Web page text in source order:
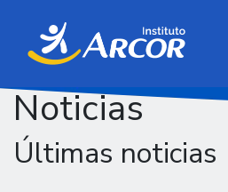
Noticias
Últimas noticias